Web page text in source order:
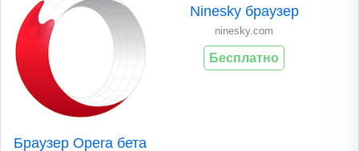
Браузер Opera бета
Ninesky браузер
ninesky.com
Бесплатно